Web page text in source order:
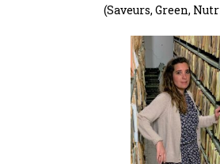
(Saveurs, Green,